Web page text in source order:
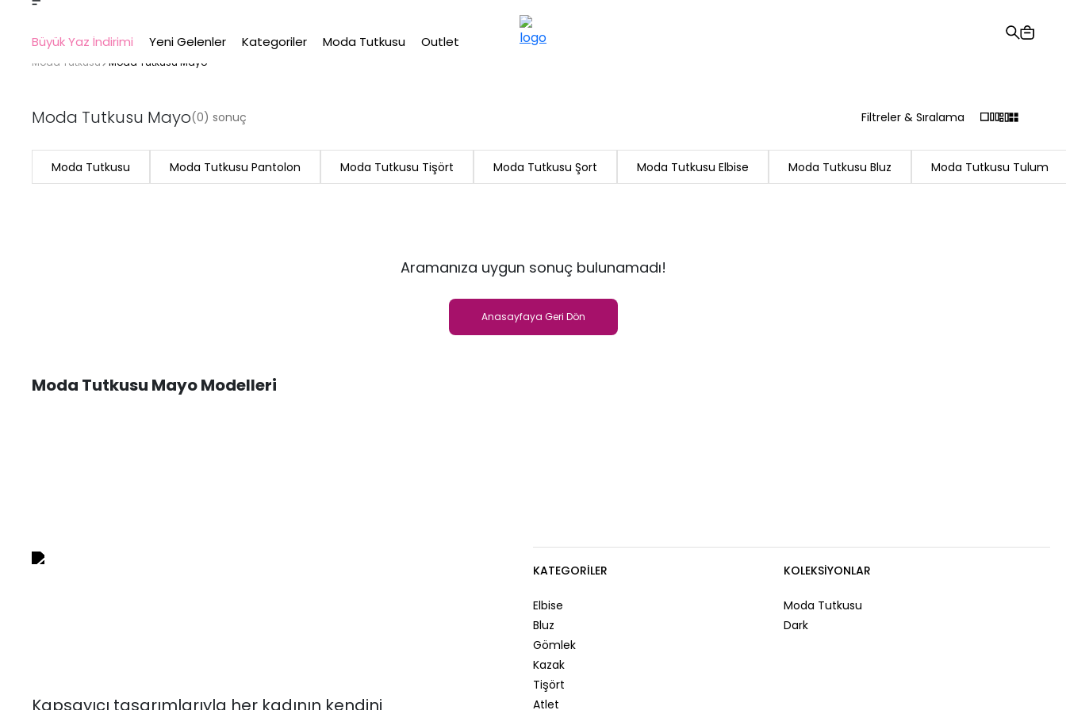
2500 TL üzeri ücretsiz kargo
Büyük Yaz İndirimi Yeni Gelenler Kategoriler Moda Tutkusu Outlet
Moda Tutkusu Moda Tutkusu Mayo
Moda Tutkusu Mayo(0) sonuç Filtreler & Sıralama
Moda Tutkusu Moda Tutkusu Pantolon Moda Tutkusu Tişört Moda Tutkusu Şort Moda Tutkusu Elbise Moda Tutkusu Bluz Moda Tutkusu Tulum
Aramanıza uygun sonuç bulunamadı!
Anasayfaya Geri Dön
Moda Tutkusu Mayo Modelleri
Kapsayıcı tasarımlarıyla her kadının kendini
KATEGORILER
Elbise
Bluz
Gömlek
Kazak
Tişört
Atlet
KOLEKSIYONLAR
Moda Tutkusu
Dark